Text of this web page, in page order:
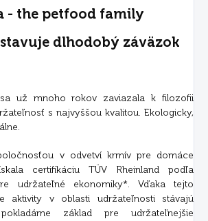
- the petfood family
dlhodobý záväzok
už mnoho rokov zaviazala k filozofii
s najvyššou kvalitou. Ekologicky,
v odvetví krmív pre domáce
certifikáciu TÜV Rheinland podľa
udržateľné ekonomiky*. Vďaka tejto
aktivity v oblasti udržateľnosti stávajú
základ pre udržateľnejšie